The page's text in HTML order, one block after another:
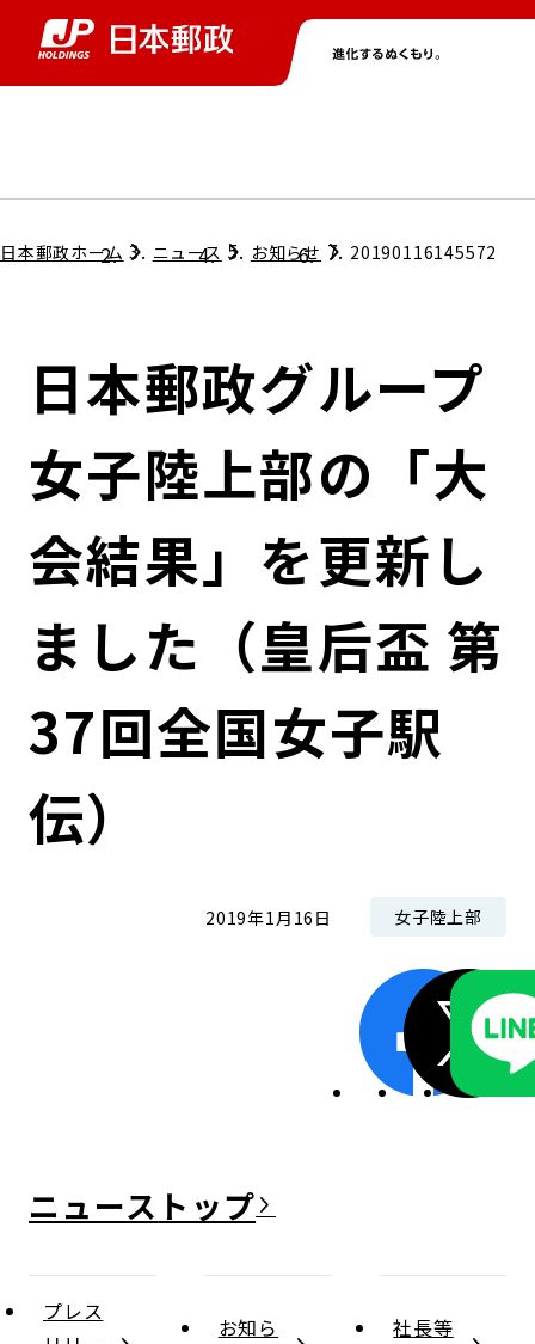
グループ情報トップ
コンプライアンス
ガバナンス
コンダクト向上の取組み
ローカル共創イニシアティブ
株主・投資家情報トップ
個人投資家のみなさまへ
株式情報
財務情報・IR資料
IRニュース
ニューストップ
サステナビリティトップ
担当役員メッセージ
サステナビリティマネジメント
持続可能な金融のフレームワーク
環境
ESGデータ集
採用情報トップ
日本郵政ホーム ニュース お知らせ 20190116145572
日本郵政グループ
女子陸上部の「大
会結果」を更新し
ました（皇后盃 第
37回全国女子駅
伝）
2019年1月16日 女子陸上部
ニュース
プレス
お知ら
社長等